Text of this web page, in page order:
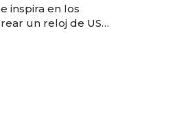
inspira en los
un reloj de US$